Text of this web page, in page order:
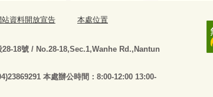
資料開放宣告 本處位置
18號 / No.28-18,Sec.1,Wanhe Rd.,Nantun
本處辦公時間：8:00-12:00 13:00-